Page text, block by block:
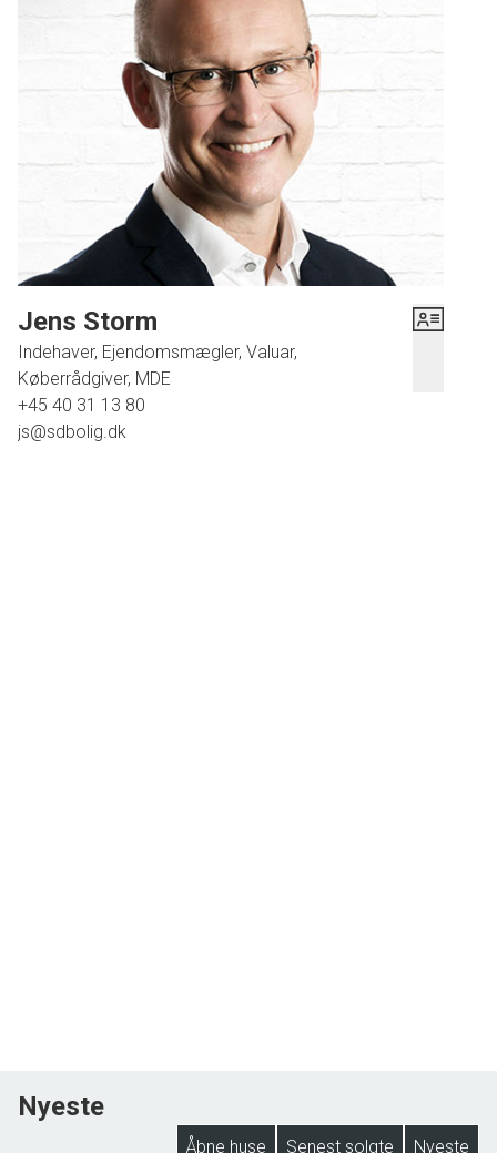
Jens Storm
Indehaver, Ejendomsmægler, Valuar,
Køberrådgiver, MDE
+45 40 31 13 80
js@sdbolig.dk
Nyeste
Åbne huse Senest solgte Nyeste